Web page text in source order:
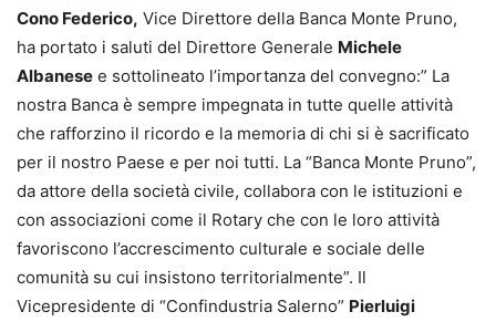
Cono Federico, Vice Direttore della Banca Monte Pruno,
ha portato i saluti del Direttore Generale Michele
Albanese e sottolineato l’importanza del convegno:” La
nostra Banca è sempre impegnata in tutte quelle attività
che rafforzino il ricordo e la memoria di chi si è sacrificato
per il nostro Paese e per noi tutti. La “Banca Monte Pruno”,
da attore della società civile, collabora con le istituzioni e
con associazioni come il Rotary che con le loro attività
favoriscono l’accrescimento culturale e sociale delle
comunità su cui insistono territorialmente”. Il
Vicepresidente di “Confindustria Salerno” Pierluigi